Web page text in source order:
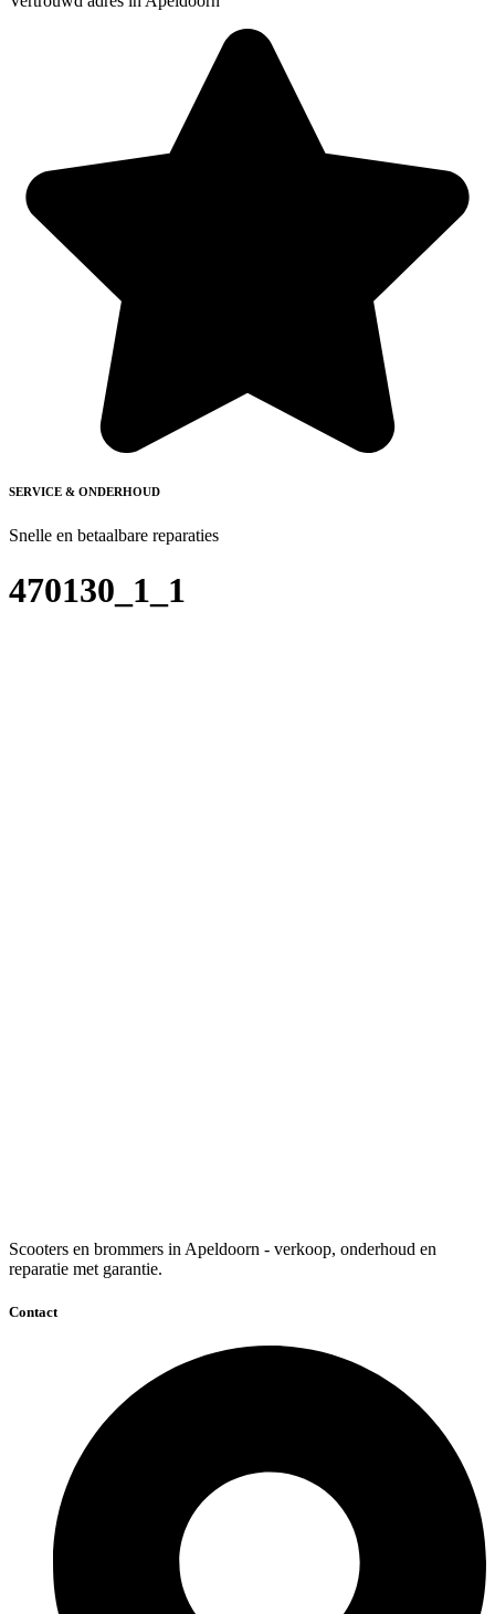
SERVICE & ONDERHOUD
Snelle en betaalbare reparaties
470130_1_1
Scooters en brommers in Apeldoorn - verkoop, onderhoud en
reparatie met garantie.
Contact